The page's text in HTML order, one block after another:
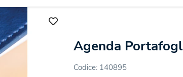
Agenda
Codice: 140895